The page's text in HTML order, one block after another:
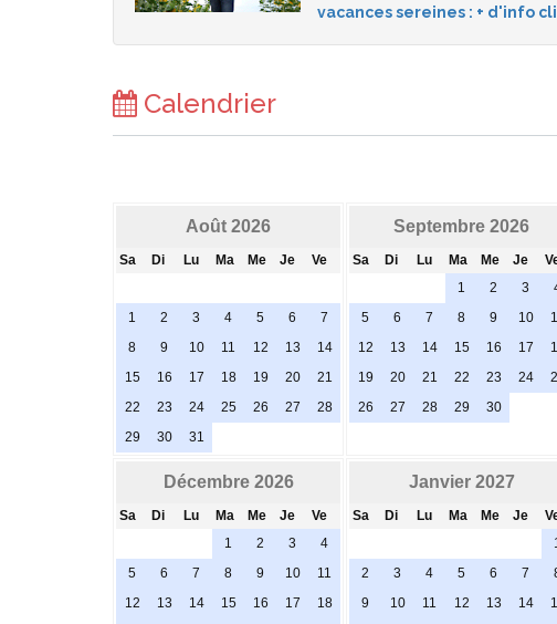
vacances sereines : + d'info
Calendrier
Août 2026
Sa Di Lu Ma Me Je Ve
1 2 3 4 5 6
7
8
9 10 11 12 13
14
15
16 17 18 19 20
21
22
23 24 25 26 27
28
29
30 31
Septembre 2026
Sa Di Lu Ma Me Je
1
2 3
5
6 7 8 9 10
12
13 14 15 16 17
19
20 21 22 23 24
26
27 28 29 30
Décembre 2026
Sa Di Lu Ma Me Je
Ve
1
2 3
4
5
6 7 8 9 10
11
12
13 14 15 16 17
18
Janvier 2027
Sa Di Lu Ma Me Je
2
3 4 5 6 7
9
10 11 12 13 14